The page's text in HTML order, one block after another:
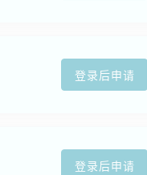
登录后申请
登录后申请